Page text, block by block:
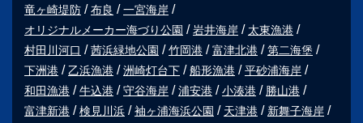
竜ヶ崎堤防
布良
一宮海岸
オリジナルメーカー海づり公園
岩井海岸
太東漁港
村田川河口
茜浜緑地公園 竹岡港 富津北港
第二海堡
下洲港
乙浜漁港 洲崎灯台下 船形漁港
平砂浦海岸
和田漁港
牛込港 守谷海岸 浦安港 小湊港
勝山港
富津新港
検見川浜 袖ヶ浦海浜公園 天津港
新舞子海岸